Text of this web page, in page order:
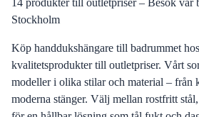
14 produkter till outletpriser – Besök vår
Stockholm
Köp handdukshängare till badrummet
kvalitetsprodukter till outletpriser. Vårt
modeller i olika stilar och material – från
moderna stänger. Välj mellan rostfritt